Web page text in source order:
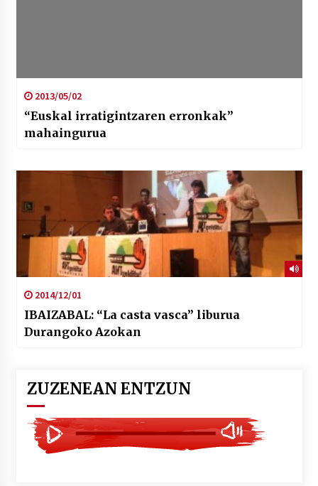
2013/05/02
“Euskal irratigintzaren erronkak”
mahaingurua
2014/12/01
IBAIZABAL: “La casta vasca” liburua
Durangoko Azokan
ZUZENEAN ENTZUN